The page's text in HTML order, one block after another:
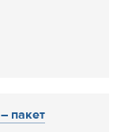
пакет